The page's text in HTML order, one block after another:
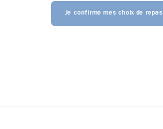
Je confirme mes choix de repas